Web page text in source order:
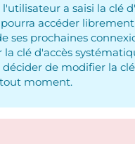
a saisi la clé
accéder
ses prochaines
la clé d'accès
décider de modifier la
moment.